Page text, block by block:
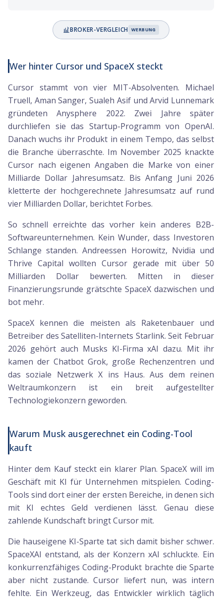
BROKER-VERGLEICH WERBUNG
Wer hinter Cursor und SpaceX steckt
Cursor stammt von vier MIT-Absolventen. Michael
Truell, Aman Sanger, Sualeh Asif und Arvid Lunnemark
gründeten Anysphere 2022. Zwei Jahre später
durchliefen sie das Startup-Programm von OpenAI.
Danach wuchs ihr Produkt in einem Tempo, das selbst
die Branche überraschte. Im November 2025 knackte
Cursor nach eigenen Angaben die Marke von einer
Milliarde Dollar Jahresumsatz. Bis Anfang Juni 2026
kletterte der hochgerechnete Jahresumsatz auf rund
vier Milliarden Dollar, berichtet Forbes.
So schnell erreichte das vorher kein anderes B2B-
Softwareunternehmen. Kein Wunder, dass Investoren
Schlange standen. Andreessen Horowitz, Nvidia und
Thrive Capital wollten Cursor gerade mit über 50
Milliarden Dollar bewerten. Mitten in dieser
Finanzierungsrunde grätschte SpaceX dazwischen und
bot mehr.
SpaceX kennen die meisten als Raketenbauer und
Betreiber des Satelliten-Internets Starlink. Seit Februar
2026 gehört auch Musks KI-Firma xAI dazu. Mit ihr
kamen der Chatbot Grok, große Rechenzentren und
das soziale Netzwerk X ins Haus. Aus dem reinen
Weltraumkonzern ist ein breit aufgestellter
Technologiekonzern geworden.
Warum Musk ausgerechnet ein Coding-Tool
kauft
Hinter dem Kauf steckt ein klarer Plan. SpaceX will im
Geschäft mit KI für Unternehmen mitspielen. Coding-
Tools sind dort einer der ersten Bereiche, in denen sich
mit KI echtes Geld verdienen lässt. Genau diese
zahlende Kundschaft bringt Cursor mit.
Die hauseigene KI-Sparte tat sich damit bisher schwer.
SpaceXAI entstand, als der Konzern xAI schluckte. Ein
konkurrenzfähiges Coding-Produkt brachte die Sparte
aber nicht zustande. Cursor liefert nun, was intern
fehlte. Ein Werkzeug, das Entwickler wirklich täglich